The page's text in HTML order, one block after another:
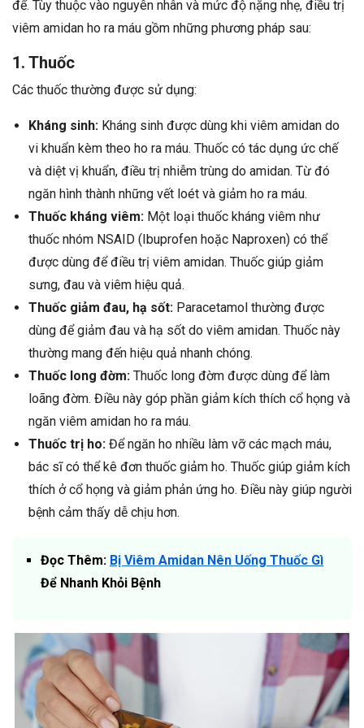
để. Tùy thuộc vào nguyên nhân và mức độ nặng nhẹ, điều trị
viêm amidan ho ra máu gồm những phương pháp sau:
1. Thuốc
Các thuốc thường được sử dụng:
Kháng sinh: Kháng sinh được dùng khi viêm amidan do
vi khuẩn kèm theo ho ra máu. Thuốc có tác dụng ức chế
và diệt vị khuẩn, điều trị nhiễm trùng do amidan. Từ đó
ngăn hình thành những vết loét và giảm ho ra máu.
Thuốc kháng viêm: Một loại thuốc kháng viêm như
thuốc nhóm NSAID (Ibuprofen hoặc Naproxen) có thể
được dùng để điều trị viêm amidan. Thuốc giúp giảm
sưng, đau và viêm hiệu quả.
Thuốc giảm đau, hạ sốt: Paracetamol thường được
dùng để giảm đau và hạ sốt do viêm amidan. Thuốc này
thường mang đến hiệu quả nhanh chóng.
Thuốc long đờm: Thuốc long đờm được dùng để làm
loãng đờm. Điều này góp phần giảm kích thích cổ họng và
ngăn viêm amidan ho ra máu.
Thuốc trị ho: Để ngăn ho nhiều làm vỡ các mạch máu,
bác sĩ có thể kê đơn thuốc giảm ho. Thuốc giúp giảm kích
thích ở cổ họng và giảm phản ứng ho. Điều này giúp người
bệnh cảm thấy dễ chịu hơn.
Đọc Thêm: Bị Viêm Amidan Nên Uống Thuốc Gì
Để Nhanh Khỏi Bệnh